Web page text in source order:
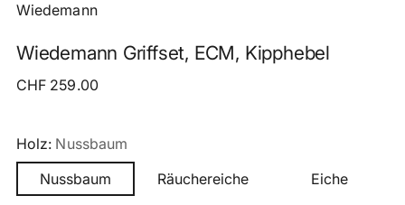
Wiedemann
Wiedemann Griffset, ECM, Kipphebel
Regulärer
CHF 259.00
Holz: Nussbaum
Nussbaum
Räuchereiche Eiche